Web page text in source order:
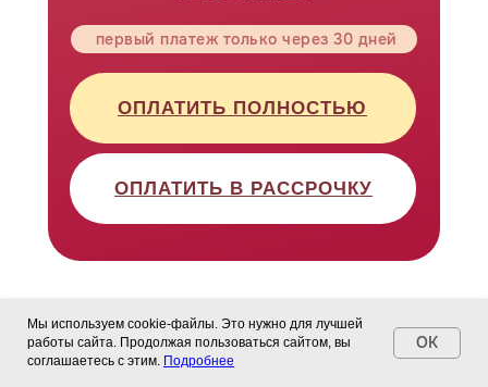
первый платеж только через 30 дней
ОПЛАТИТЬ В РАССРОЧКУ
ОПЛАТИТЬ ПОЛНОСТЬЮ
Мы используем cookie-файлы. Это нужно для лучшей
работы сайта. Продолжая пользоваться сайтом, вы
соглашаетесь с этим. Подробнее
OK